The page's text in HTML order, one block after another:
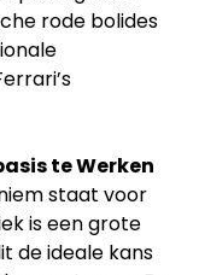
rode bolides
te Werken
staat voor
is een grote
de ideale kans